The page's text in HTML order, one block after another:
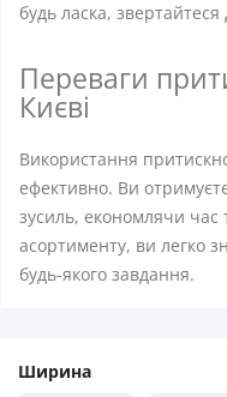
будь ласка,
Переваги
Києві
Використання
ефективно. Ви
зусиль, економлячи
асортименту, ви легко
будь-якого завдання.
Ширина